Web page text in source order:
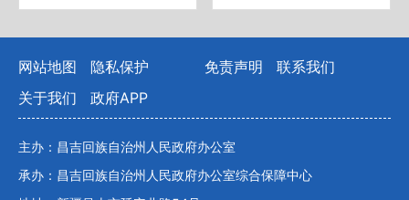
网站地图 隐私保护 免责声明
联系我们
关于我们
政府APP
主办：昌吉回族自治州人民政府办公室
承办：昌吉回族自治州人民政府办公室综合保障中心